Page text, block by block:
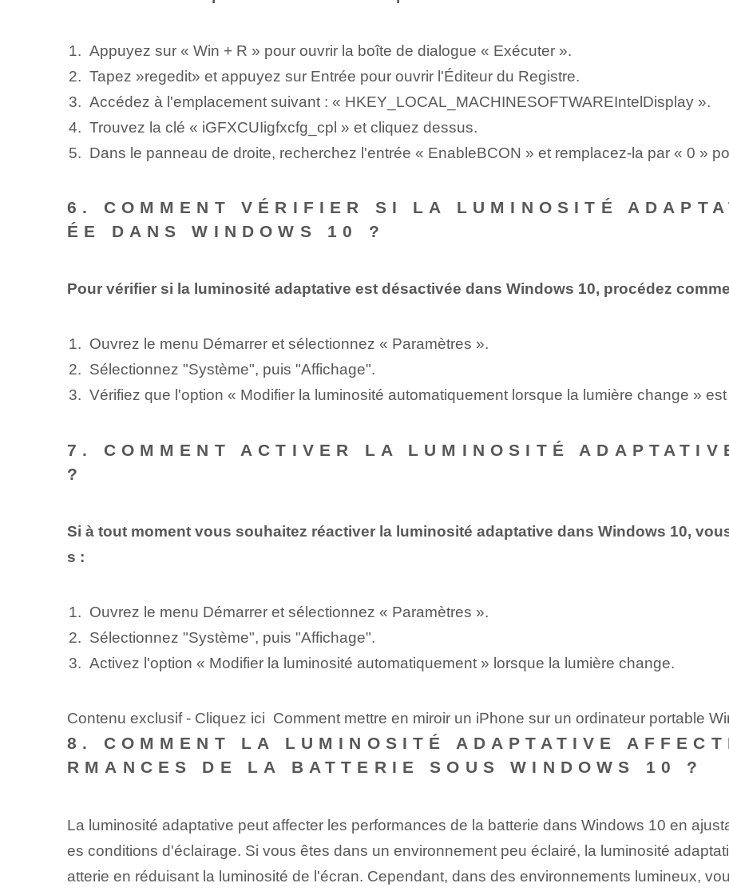
Appuyez sur « Win ​​+​ R » pour ouvrir la boîte de dialogue « Exécuter ».
Tapez ‌»regedit» et appuyez sur Entrée pour ouvrir l'Éditeur du Registre.
Accédez à l'emplacement suivant : « HKEY_LOCAL_MACHINESOFTWAREIntelDisplay ».
Trouvez la clé « iGFXCUIigfxcfg_cpl » et cliquez⁤ dessus.
Dans le panneau de droite,⁣ recherchez l'entrée « EnableBCON » et remplacez-la par « 0 »
6. COMMENT VÉRIFIER SI LA LUMINOSITÉ
ÉE DANS WINDOWS 10 ?
Pour vérifier si la luminosité adaptative est désactivée dans Windows 10, procédez
Ouvrez le⁢ menu Démarrer et sélectionnez « Paramètres ».
Sélectionnez "Système", puis "Affichage".
Vérifiez que⁢ l'option « Modifier la luminosité automatiquement⁤ lorsque la ⁣lumière change »‍
7. COMMENT ACTIVER LA LUMINOSITÉ
?
Si à tout moment vous souhaitez réactiver la luminosité adaptative dans Windows 10,
s :
Ouvrez le menu Démarrer et sélectionnez « Paramètres ».
Sélectionnez "Système", puis "Affichage".
Activez l'option « Modifier la luminosité automatiquement » lorsque la lumière change.
Contenu exclusif - Cliquez ici Comment mettre en miroir un iPhone sur un ordinateur portable
8. COMMENT LA LUMINOSITÉ ADAPTATIVE
RMANCES DE LA BATTERIE SOUS WINDOWS 10 ?
La luminosité adaptative peut affecter les performances de la batterie dans Windows‍ 10 en
es conditions d'éclairage. Si vous êtes dans un environnement peu éclairé, la luminosité
atterie en réduisant la luminosité de l'écran. Cependant, dans des environnements lumineux,